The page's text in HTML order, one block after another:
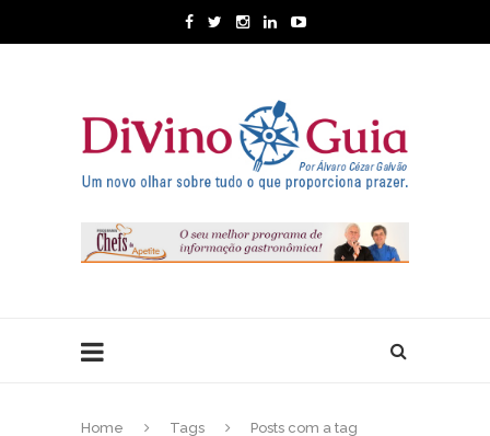
Home Tags
Posts com a tag